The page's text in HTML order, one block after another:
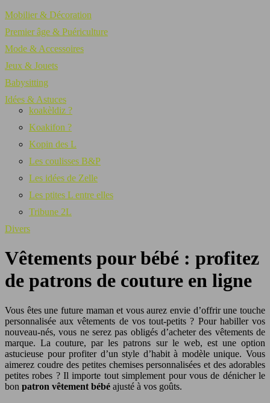
Mobilier & Décoration
Premier âge & Puériculture
Mode & Accessoires
Jeux & Jouets
Babysitting
Idées & Astuces
koakèldiz ?
Koakifon ?
Kopin des L
Les coulisses B&P
Les idées de Zelle
Les ptites L entre elles
Tribune 2L
Divers
Vêtements pour bébé : profitez
de patrons de couture en ligne
Vous êtes une future maman et vous aurez envie d’offrir une touche
personnalisée aux vêtements de vos tout-petits ? Pour habiller vos
nouveau-nés, vous ne serez pas obligés d’acheter des vêtements de
marque. La couture, par les patrons sur le web, est une option
astucieuse pour profiter d’un style d’habit à modèle unique. Vous
aimerez coudre des petites chemises personnalisées et des adorables
petites robes ? Il importe tout simplement pour vous de dénicher le
bon patron vêtement bébé ajusté à vos goûts.